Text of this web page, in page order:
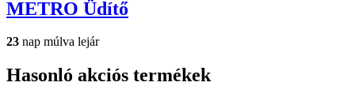
METRO Üdítő
23 nap múlva lejár
Hasonló akciós termékek